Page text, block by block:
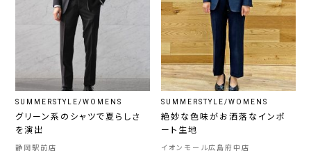
SUMMERSTYLE/WOMENS
グリーン系のシャツで夏らしさ
を演出
静岡駅前店
SUMMERSTYLE/WOMENS
絶妙な色味がお洒落なインポ
ート生地
イオンモール広島府中店